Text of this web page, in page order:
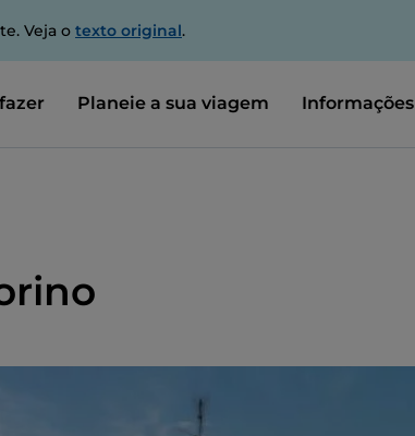
Veja o texto original.
Planeie a sua viagem Informações